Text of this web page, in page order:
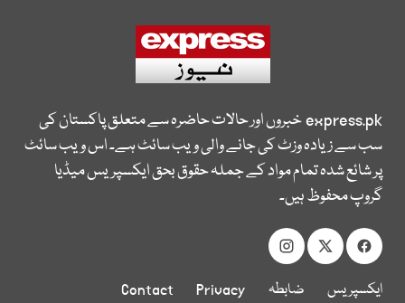
express.pkخبروں اور حالات حاضرہ سے متعلق پاکستان کی
سب سے زیادہ وزٹ کی جانے والی ویب سائٹ ہے۔ اس ویب سائٹ
پر شائع شدہ تمام مواد کے جملہ حقوق بحق ایکسپریس میڈیا
گروپ محفوظ ہیں۔
ایکسپریس
ضابطہ
Privacy
Contact